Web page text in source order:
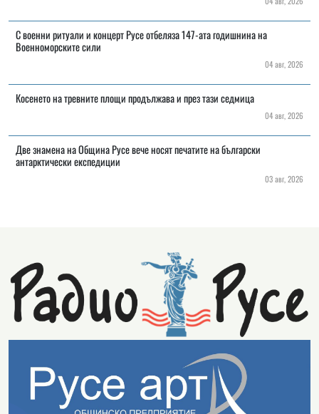
С военни ритуали и концерт Русе отбеляза 147-ата годишнина на
Военноморските сили
04 авг, 2026
Косенето на тревните площи продължава и през тази седмица
04 авг, 2026
Две знамена на Община Русе вече носят печатите на български
антарктически експедиции
03 авг, 2026